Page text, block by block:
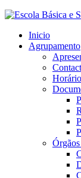
Inicio
Agrupamento